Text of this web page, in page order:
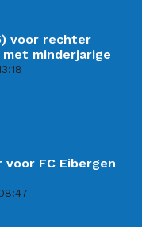
voor rechter
minderjarige
FC Eibergen